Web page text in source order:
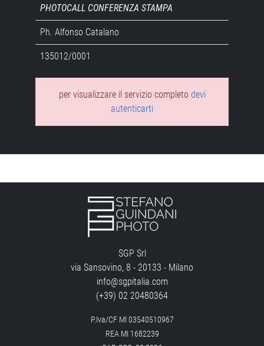
PHOTOCALL CONFERENZA STAMPA
Ph. Alfonso Catalano
135012/0001
per visualizzare il servizio completo devi
autenticarti
SGP Srl
via Sansovino, 8 - 20133 - Milano
info@sgpitalia.com
(+39) 02 20480364
P.Iva/CF MI 03540510967
REA MI 1682239